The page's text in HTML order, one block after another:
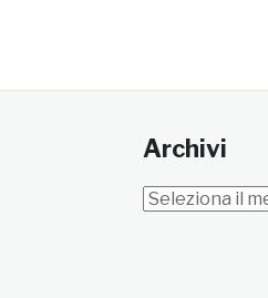
Archivi
Archivi